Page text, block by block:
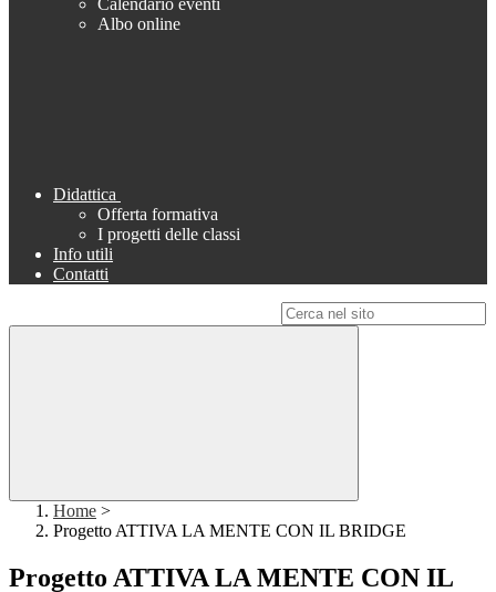
Calendario eventi
Albo online
Didattica
Offerta formativa
I progetti delle classi
Info utili
Contatti
Home >
Progetto ATTIVA LA MENTE CON IL BRIDGE
Progetto ATTIVA LA MENTE CON IL